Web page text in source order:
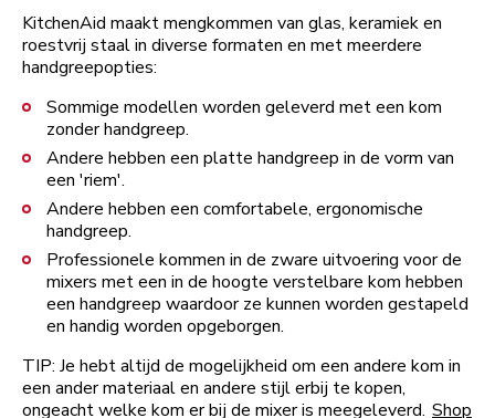
KitchenAid maakt mengkommen van glas, keramiek en
roestvrij staal in diverse formaten en met meerdere
handgreepopties:
Sommige modellen worden geleverd met een kom
zonder handgreep.
Andere hebben een platte handgreep in de vorm van
een 'riem'.
Andere hebben een comfortabele, ergonomische
handgreep.
Professionele kommen in de zware uitvoering voor de
mixers met een in de hoogte verstelbare kom hebben
een handgreep waardoor ze kunnen worden gestapeld
en handig worden opgeborgen.
TIP: Je hebt altijd de mogelijkheid om een andere kom in
een ander materiaal en andere stijl erbij te kopen,
ongeacht welke kom er bij de mixer is meegeleverd. Shop